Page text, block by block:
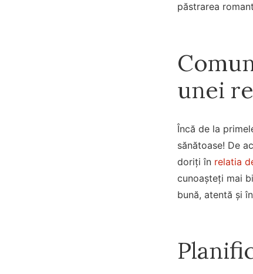
păstrarea
unei
Încă de la
sănătoase! De
doriți în relatia
cunoașteți mai
bună, atentă și